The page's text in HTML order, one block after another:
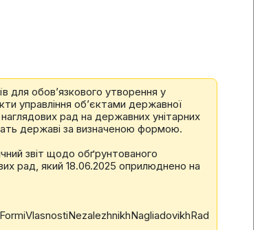
для обов’язкового утворення у
управління об’єктами державної
рад на державних унітарних
державі за визначеною формою.
звіт щодо обґрунтованого
рад, який 18.06.2025 оприлюднено на